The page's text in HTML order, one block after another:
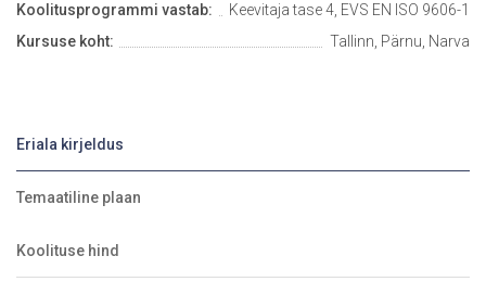
Koolitusprogrammi vastab:
Keevitaja tase 4, EVS EN ISO 9606-1
Kursuse koht:
Tallinn, Pärnu, Narva
Eriala kirjeldus
Temaatiline plaan
Koolituse hind